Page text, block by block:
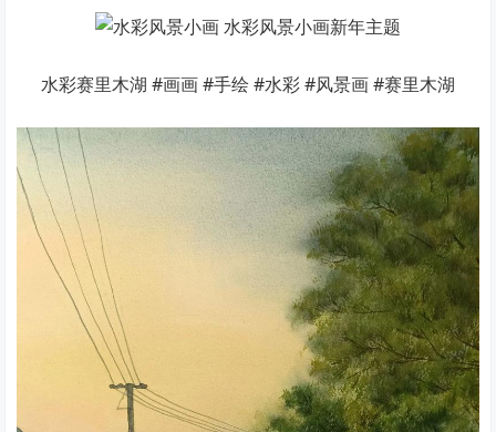
水彩赛里木湖 #画画 #手绘 #水彩 #风景画 #赛里木湖